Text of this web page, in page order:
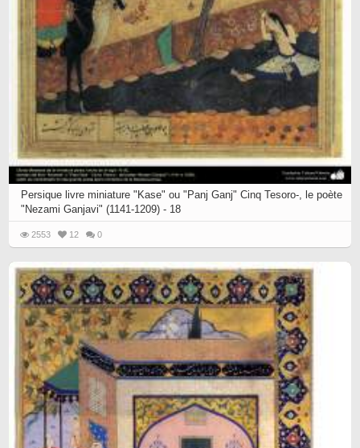
Persique livre miniature "Kase" ou "Panj Ganj" Cinq Tesoro-, le poète
"Nezami Ganjavi" (1141-1209) - 18
2553 12 0